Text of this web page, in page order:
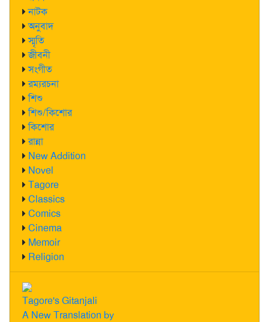
নাটক
অনুবাদ
স্মৃতি
জীবনী
সংগীত
রম্যরচনা
শিশু
শিশু/কিশোর
কিশোর
রান্না
New Addition
Novel
Tagore
Classics
Comics
Cinema
Memoir
Religion
Tagore's Gitanjali
A New Translation by